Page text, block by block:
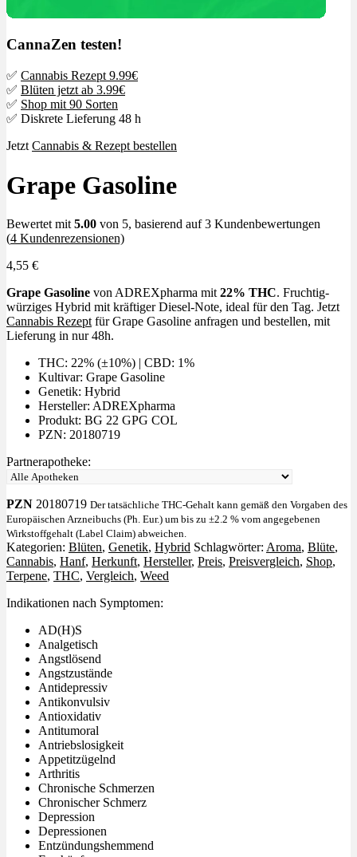
CannaZen testen!
✅ Cannabis Rezept 9.99€
✅ Blüten jetzt ab 3.99€
✅ Shop mit 90 Sorten
✅ Diskrete Lieferung 48 h
Jetzt Cannabis & Rezept bestellen
Grape Gasoline
Bewertet mit 5.00 von 5, basierend auf3 Kundenbewertungen
(4 Kundenrezensionen)
4,55 €
Grape Gasoline von ADREXpharma mit 22% THC. Fruchtig-
würziges Hybrid mit kräftiger Diesel-Note, ideal für den Tag. Jetzt
Cannabis Rezept für Grape Gasoline anfragen und bestellen, mit
Lieferung in nur 48h.
THC: 22% (±10%) | CBD: 1%
Kultivar: Grape Gasoline
Genetik: Hybrid
Hersteller: ADREXpharma
Produkt: BG 22 GPG COL
PZN: 20180719
Partnerapotheke:
PZN 20180719 Der tatsächliche THC-Gehalt kann gemäß den Vorgaben des
Europäischen Arzneibuchs (Ph. Eur.) um bis zu ±2.2 % vom angegebenen
Wirkstoffgehalt (Label Claim) abweichen.
Kategorien: Blüten, Genetik, Hybrid Schlagwörter: Aroma, Blüte,
Cannabis, Hanf, Herkunft, Hersteller, Preis, Preisvergleich, Shop,
Terpene, THC, Vergleich, Weed
Indikationen nach Symptomen:
AD(H)S
Analgetisch
Angstlösend
Angstzustände
Antidepressiv
Antikonvulsiv
Antioxidativ
Antitumoral
Antriebslosigkeit
Appetitzügelnd
Arthritis
Chronische Schmerzen
Chronischer Schmerz
Depression
Depressionen
Entzündungshemmend